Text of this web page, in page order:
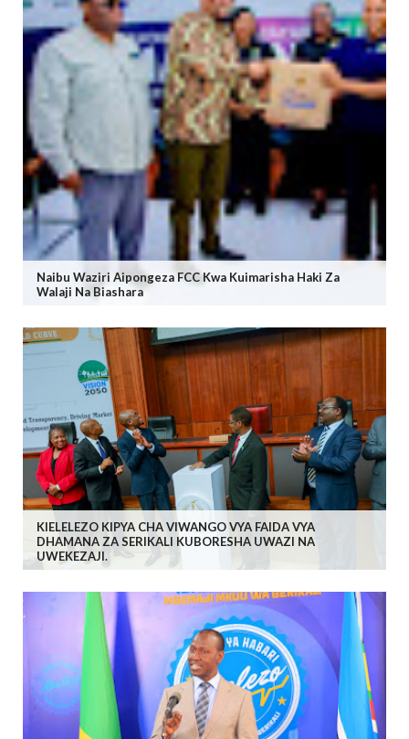
Naibu Waziri Aipongeza FCC Kwa Kuimarisha Haki Za
Walaji Na Biashara
KIELELEZO KIPYA CHA VIWANGO VYA FAIDA VYA
DHAMANA ZA SERIKALI KUBORESHA UWAZI NA
UWEKEZAJI.